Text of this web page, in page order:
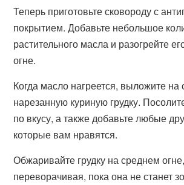
Теперь приготовьте сковороду с
покрытием. Добавьте небольшое
растительного масла и разогрейте
огне.
Когда масло нагреется, выложите на
нарезанную куриную грудку.
по вкусу, а также добавьте любые
которые вам нравятся.
Обжаривайте грудку на среднем
переворачивая, пока она не станет